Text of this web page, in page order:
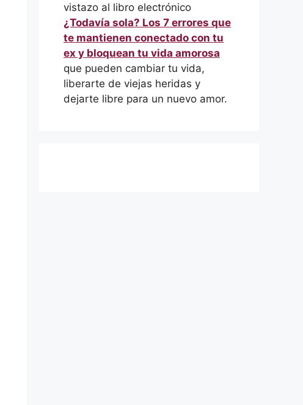
vistazo al libro electrónico
¿Todavía sola? Los 7 errores que
te mantienen conectado con tu
ex y bloquean tu vida amorosa
que pueden cambiar tu vida,
liberarte de viejas heridas y
dejarte libre para un nuevo amor.